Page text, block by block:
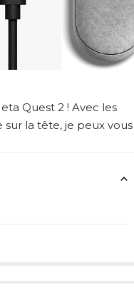
Quest 2 ! Avec les
la tête, je peux vous